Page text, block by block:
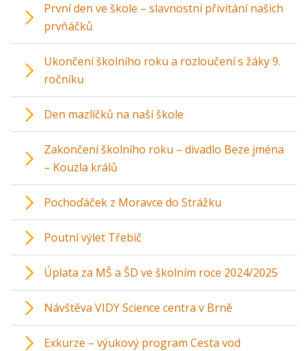
První den ve škole – slavnostní přivítání našich
prvňáčků
Ukončení školního roku a rozloučení s žáky 9.
ročníku
Den mazlíčků na naší škole
Zakončení školního roku – divadlo Beze jména
– Kouzla králů
Pochoďáček z Moravce do Strážku
Poutní výlet Třebíč
Úplata za MŠ a ŠD ve školním roce 2024/2025
Návštěva VIDY Science centra v Brně
Exkurze – výukový program Cesta vod